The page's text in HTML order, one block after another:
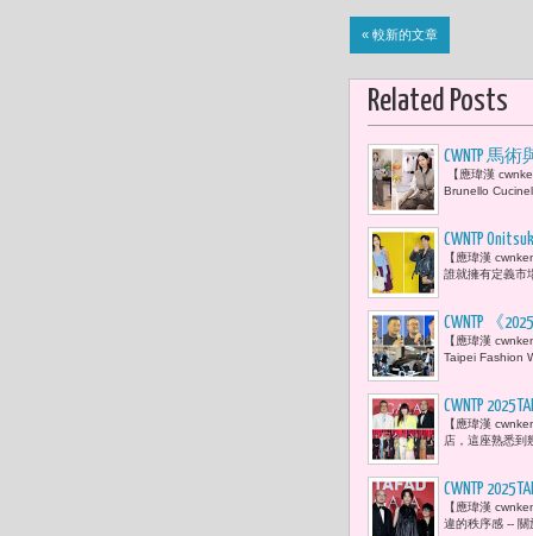
« 較新的文章
Related Posts
CWNTP 馬
【應瑋漢
Brunello
CWNTP
「第一眼」
【應瑋漢
誰就擁有定義市
CWNTP 《
局局長蔡
載情感深
【應瑋漢
Taipei Fashion
CWNTP
光落在哪
【應瑋漢
店，這座熟悉到
CWNTP
界與跨界
【應瑋漢
違的秩序感 --